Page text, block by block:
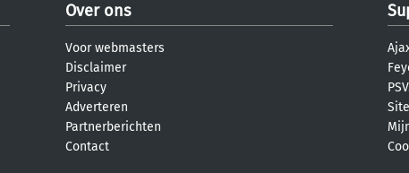
Over ons
Voor webmasters
Disclaimer
Privacy
Adverteren
Partnerberichten
Contact